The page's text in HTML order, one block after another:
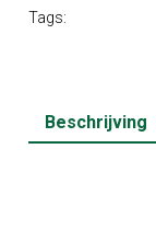
Tags:
Beschrijving